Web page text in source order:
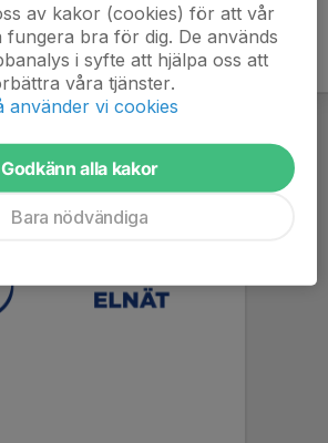
av kakor (cookies) för att vår
fungera bra för dig. De används
i syfte att hjälpa oss att
våra tjänster.
använder vi cookies
Godkänn alla kakor
Bara nödvändiga